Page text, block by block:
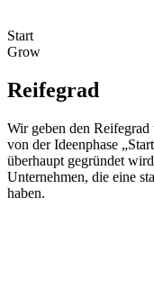
Start
Grow
Reifegrad
Wir geben den
von der Ideenphase
überhaupt gegründet
Unternehmen, die eine
haben.